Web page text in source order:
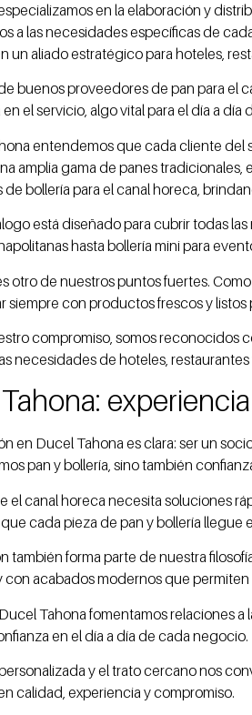
en la elaboración y
a las necesidades específicas de
un aliado estratégico para hoteles,
buenos proveedores de pan para el
el servicio, algo vital para el día a
entendemos que cada cliente del
amplia gama de panes
bollería para el canal horeca,
está diseñado para cubrir todas
hasta bollería mini para
otro de nuestros puntos fuertes.
siempre con productos frescos y listos
compromiso, somos reconocidos
necesidades de hoteles,
en Ducel Tahona es clara: ser un
pan y bollería, sino también
el canal horeca necesita soluciones
cada pieza de pan y bollería llegue
también forma parte de nuestra
con acabados modernos que
Tahona fomentamos relaciones
en el día a día de cada negocio.
y el trato cercano nos
calidad, experiencia y compromiso.